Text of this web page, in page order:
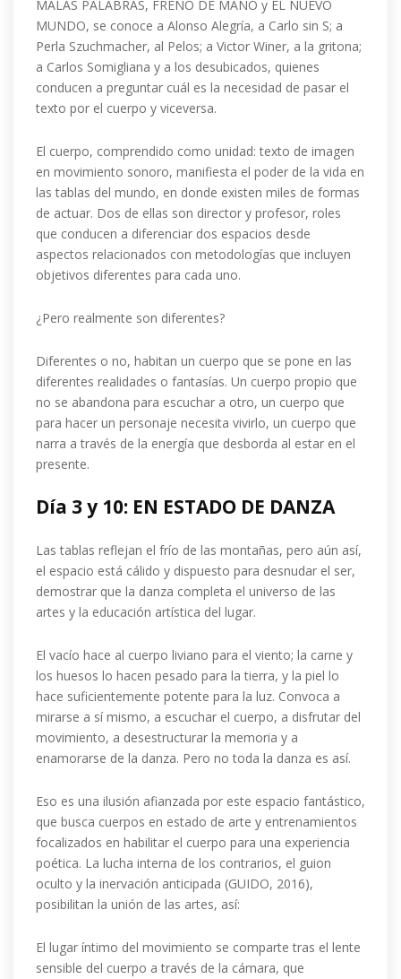
MALAS PALABRAS, FRENO DE MANO y EL NUEVO
MUNDO, se conoce a Alonso Alegría, a Carlo sin S; a
Perla Szuchmacher, al Pelos; a Victor Winer, a la gritona;
a Carlos Somigliana y a los desubicados, quienes
conducen a preguntar cuál es la necesidad de pasar el
texto por el cuerpo y viceversa.
El cuerpo, comprendido como unidad: texto de imagen
en movimiento sonoro, manifiesta el poder de la vida en
las tablas del mundo, en donde existen miles de formas
de actuar. Dos de ellas son director y profesor, roles
que conducen a diferenciar dos espacios desde
aspectos relacionados con metodologías que incluyen
objetivos diferentes para cada uno.
¿Pero realmente son diferentes?
Diferentes o no, habitan un cuerpo que se pone en las
diferentes realidades o fantasías. Un cuerpo propio que
no se abandona para escuchar a otro, un cuerpo que
para hacer un personaje necesita vivirlo, un cuerpo que
narra a través de la energía que desborda al estar en el
presente.
Día 3 y 10: EN ESTADO DE DANZA
Las tablas reflejan el frío de las montañas, pero aún así,
el espacio está cálido y dispuesto para desnudar el ser,
demostrar que la danza completa el universo de las
artes y la educación artística del lugar.
El vacío hace al cuerpo liviano para el viento; la carne y
los huesos lo hacen pesado para la tierra, y la piel lo
hace suficientemente potente para la luz. Convoca a
mirarse a sí mismo, a escuchar el cuerpo, a disfrutar del
movimiento, a desestructurar la memoria y a
enamorarse de la danza. Pero no toda la danza es así.
Eso es una ilusión afianzada por este espacio fantástico,
que busca cuerpos en estado de arte y entrenamientos
focalizados en habilitar el cuerpo para una experiencia
poética. La lucha interna de los contrarios, el guion
oculto y la inervación anticipada (GUIDO, 2016),
posibilitan la unión de las artes, así:
El lugar íntimo del movimiento se comparte tras el lente
sensible del cuerpo a través de la cámara, que